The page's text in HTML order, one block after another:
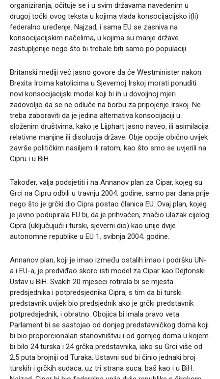
organiziranja, očituje se i u svim državama navedenim u
drugoj točki ovog teksta u kojima vlada konsocijacijsko i(li)
federalno uređenje. Najzad, i sama EU se zasniva na
konsocijacijskim načelima, u kojima su manje države
zastupljenije nego što bi trebale biti samo po populaciji.
Britanski mediji već jasno govore da će Westminister nakon
Brexita Ircima katolicima u Sjevernoj Irskoj morati ponuditi
novi konsocijacijski model koji bi ih u dovoljnoj mjeri
zadovoljio da se ne odluče na borbu za pripojenje Irskoj. Ne
treba zaboraviti da je jedina alternativa konsocijaciji u
složenim društvima, kako je Lijphart jasno naveo, ili asimilacija
relativne manjine ili disolucija države. Obje opcije obično uvijek
završe političkim nasiljem ili ratom, kao što smo se uvjerili na
Cipru i u BiH.
Također, valja podsjetiti i na Annanov plan za Cipar, kojeg su
Grci na Cipru odbili u travnju 2004. godine, samo par dana prije
nego što je grčki dio Cipra postao članica EU. Ovaj plan, kojeg
je javno podupirala EU bi, da je prihvaćen, značio ulazak cijelog
Cipra (uključujući i turski, sjeverni dio) kao unije dvije
autonomne republike u EU 1. svibnja 2004. godine.
Annanov plan, koji je imao između ostalih imao i podršku UN-
a i EU-a, je predviđao skoro isti model za Cipar kao Dejtonski
Ustav u BiH. Svakih 20 mjeseci rotirala bi se mjesta
predsjednika i potpredsjednika Cipra, s tim da bi turski
predstavnik uvijek bio predsjednik ako je grčki predstavnik
potpredsjednik, i obratno. Obojica bi imala pravo veta.
Parlament bi se sastojao od donjeg predstavničkog doma koji
bi bio proporcionalan stanovništvu i od gornjeg doma u kojem
bi bilo 24 turska i 24 grčka predstavnika, iako su Grci više od
2,5 puta brojniji od Turaka. Ustavni sud bi činio jednaki broj
turskih i grčkih sudaca, uz tri strana suca, baš kao i u BiH.